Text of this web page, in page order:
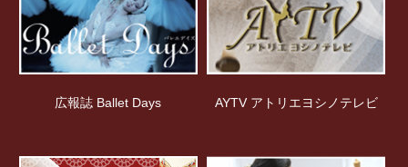
広報誌 Ballet Days AYTV アトリエヨシノテレビ